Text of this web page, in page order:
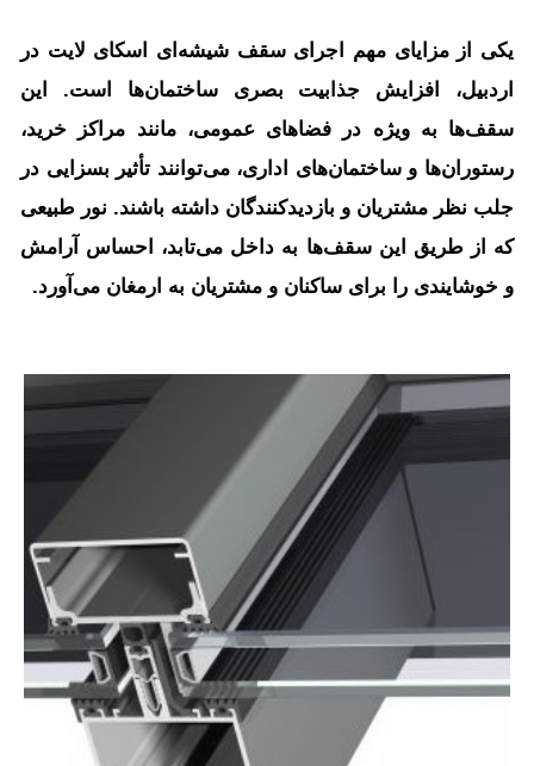
یکی از مزایای مهم اجرای سقف شیشه‌ای اسکای لایت در
اردبیل، افزایش جذابیت بصری ساختمان‌ها است. این
سقف‌ها به ویژه در فضاهای عمومی، مانند مراکز خرید،
رستوران‌ها و ساختمان‌های اداری، می‌توانند تأثیر بسزایی در
جلب نظر مشتریان و بازدیدکنندگان داشته باشند. نور طبیعی
که از طریق این سقف‌ها به داخل می‌تابد، احساس آرامش
و خوشایندی را برای ساکنان و مشتریان به ارمغان می‌آورد.